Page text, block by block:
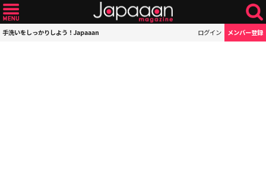
手洗いをしっかりしよう！Japaaan ログイン メンバー登録